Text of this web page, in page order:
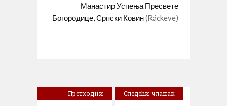
Манастир Успења Пресвете
Богородице, Српски Ковин(Ráckeve)
Претходни
Следећи чланак